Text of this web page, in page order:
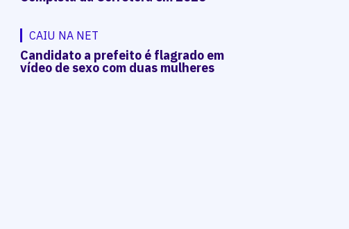
CAIU NA NET
Candidato a prefeito é flagrado em
vídeo de sexo com duas mulheres